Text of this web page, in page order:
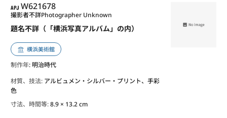
APJ
W621678
題名不詳（「横浜写真アルバム」の内）
撮影者不詳Photographer Unknown
横浜美術館
制作年: 明治時代
材質、技法: アルビュメン・シルバー・プリント、手彩
色
寸法、時間等:8.9 × 13.2 cm